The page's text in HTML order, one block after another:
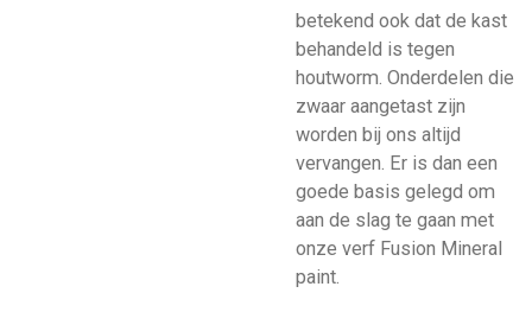
betekend ook dat de kast
behandeld is tegen
houtworm. Onderdelen die
zwaar aangetast zijn
worden bij ons altijd
vervangen. Er is dan een
goede basis gelegd om
aan de slag te gaan met
onze verf Fusion Mineral
paint.